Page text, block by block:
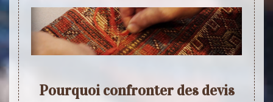
Pourquoi confronter des devis